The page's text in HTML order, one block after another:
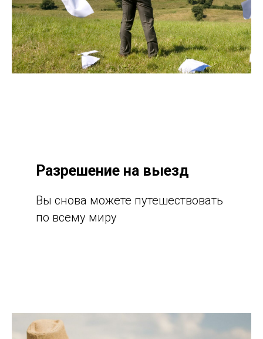
Разрешение на выезд
Вы снова можете путешествовать
по всему миру